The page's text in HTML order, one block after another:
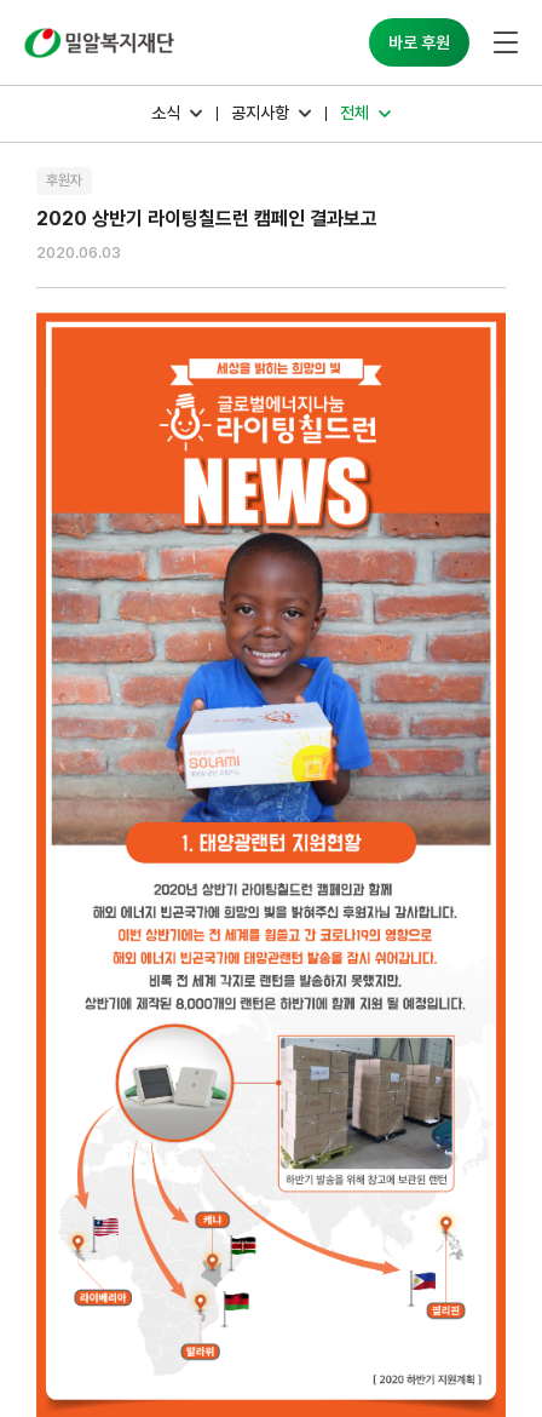
바로 후원
소식 공지사항 전체
후원자
2020 상반기 라이팅칠드런 캠페인 결과보고
2020.06.03